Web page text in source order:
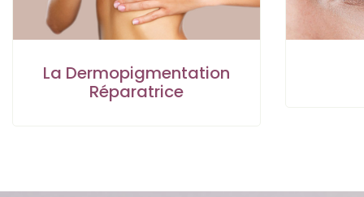
La Dermopigmentation
Réparatrice